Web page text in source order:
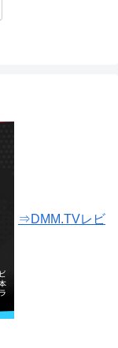
⇒DMM.TVレビ